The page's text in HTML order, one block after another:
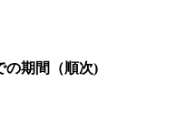
の期間（順次)